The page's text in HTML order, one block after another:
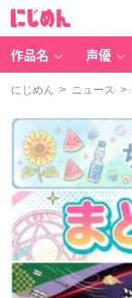
作品名 声優
にじめん > ニュース >